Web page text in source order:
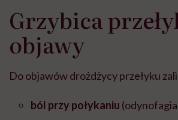
Grzybica
objawy
Do objawów drożdżycy przełyku
ból przy połykaniu